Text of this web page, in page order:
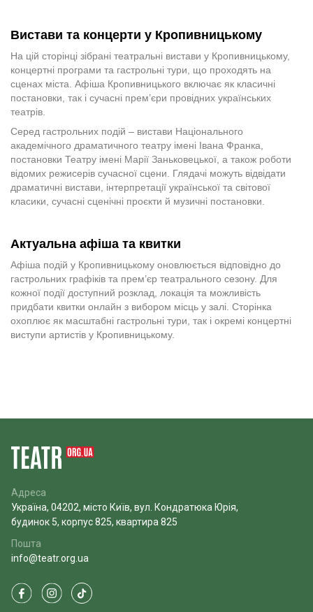
Вистави та концерти у Кропивницькому
На цій сторінці зібрані театральні вистави у Кропивницькому,
концертні програми та гастрольні тури, що проходять на
сценах міста. Афіша Кропивницького включає як класичні
постановки, так і сучасні прем’єри провідних українських
театрів.
Серед гастрольних подій – вистави Національного
академічного драматичного театру імені Івана Франка,
постановки Театру імені Марії Заньковецької, а також роботи
відомих режисерів сучасної сцени. Глядачі можуть відвідати
драматичні вистави, інтерпретації української та світової
класики, сучасні сценічні проєкти й музичні постановки.
Актуальна афіша та квитки
Афіша подій у Кропивницькому оновлюється відповідно до
гастрольних графіків та прем’єр театрального сезону. Для
кожної події доступний розклад, локація та можливість
придбати квитки онлайн з вибором місць у залі. Сторінка
охоплює як масштабні гастрольні тури, так і окремі концертні
виступи артистів у Кропивницькому.
Адреса
Україна, 04202, місто Київ, вул. Кондратюка Юрія,
будинок 5, корпус 825, квартира 825
Пошта
info@teatr.org.ua